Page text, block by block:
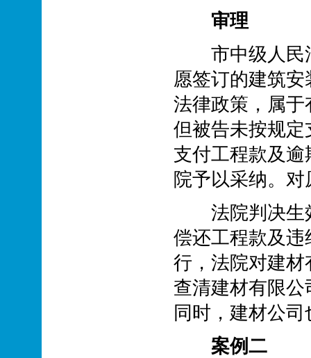
审理
市中级人民法
愿签订的建筑
法律政策，属
但被告未按规
支付工程款及
院予以采纳。
法院判决生效
偿还工程款及违
行，法院对建
查清建材有限
同时，建材公
案例二